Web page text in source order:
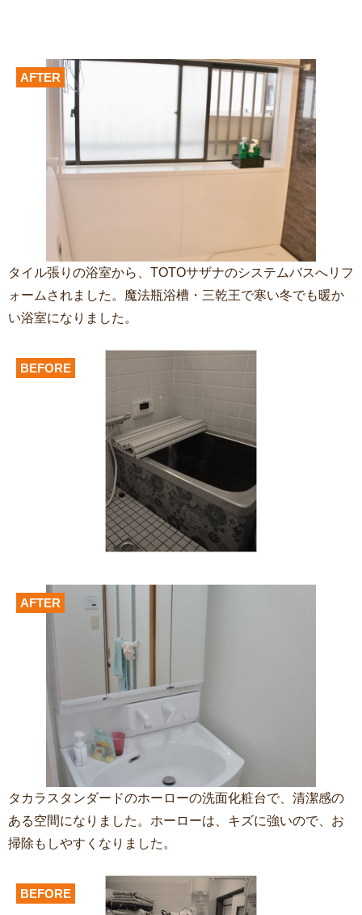
AFTER
タイル張りの浴室から、TOTOサザナのシステムバスへリフ
ォームされました。魔法瓶浴槽・三乾王で寒い冬でも暖か
い浴室になりました。
BEFORE
AFTER
タカラスタンダードのホーローの洗面化粧台で、清潔感の
ある空間になりました。ホーローは、キズに強いので、お
掃除もしやすくなりました。
BEFORE